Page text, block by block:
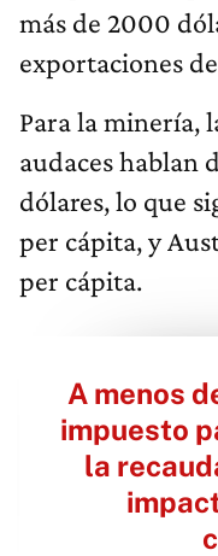
más de 2000
exportaciones
Para la minería,
audaces hablan
dólares, lo que
per cápita, y
per cápita.
A menos
impuesto
la